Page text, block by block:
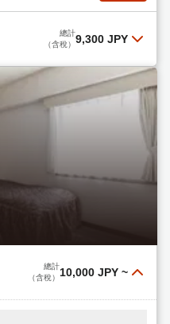
總計
（含稅） 9,300 JPY
總計
（含稅） 10,000 JPY ~